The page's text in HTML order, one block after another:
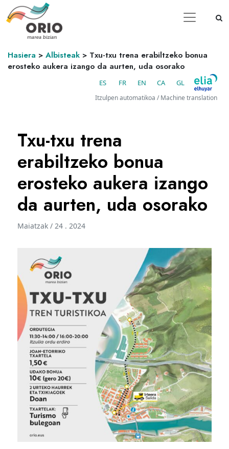
Hasiera > Albisteak > Txu-txu trena erabiltzeko bonua
erosteko aukera izango da aurten, uda osorako
ES FR EN CA GL
Itzulpen automatikoa / Machine translation
Txu-txu trena
erabiltzeko bonua
erosteko aukera izango
da aurten, uda osorako
Maiatzak / 24 . 2024